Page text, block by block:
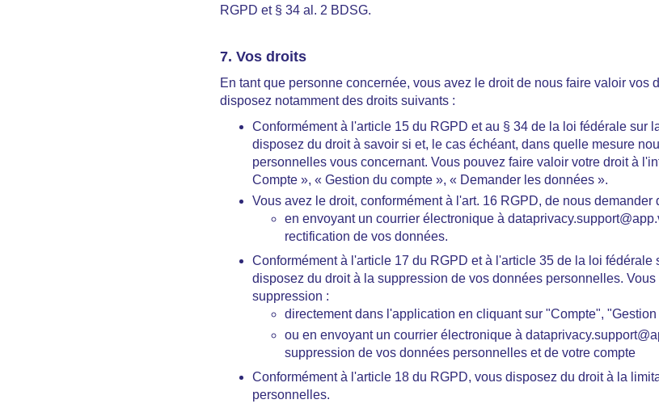
RGPD et § 34 al. 2 BDSG.
7. Vos droits
En tant que personne concernée, vous avez le droit de nous faire valoir vos
disposez notamment des droits suivants :
Conformément à l'article 15 du RGPD et au § 34 de la loi fédérale sur
disposez du droit à savoir si et, le cas échéant, dans quelle mesure
personnelles vous concernant. Vous pouvez faire valoir votre droit à
Compte », « Gestion du compte », « Demander les données ».
Vous avez le droit, conformément à l'art. 16 RGPD, de nous demander
en envoyant un courrier électronique à
rectification de vos données.
Conformément à l'article 17 du RGPD et à l'article 35 de la loi
disposez du droit à la suppression de vos données personnelles.
suppression :
directement dans l'application en cliquant sur "Compte",
ou en envoyant un courrier électronique à
suppression de vos données personnelles et de votre compte
Conformément à l'article 18 du RGPD, vous disposez du droit à la
personnelles.